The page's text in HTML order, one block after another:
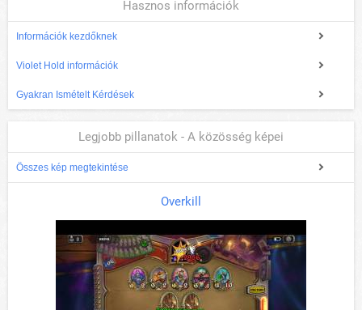
Hasznos információk
Információk kezdőknek
Violet Hold információk
Gyakran Ismételt Kérdések
Legjobb pillanatok - A közösség képei
Összes kép megtekintése
Overkill